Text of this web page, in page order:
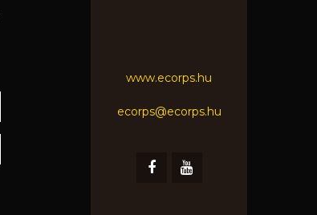
www.ecorps.hu
ecorps@ecorps.hu